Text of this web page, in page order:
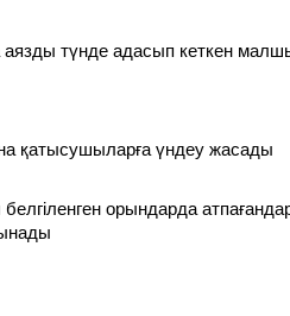
түнде адасып кеткен
қатысушыларға үндеу жасады
орындарда